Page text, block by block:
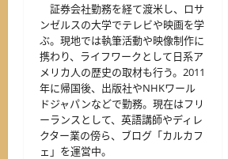
証券会社勤務を経て渡米し、ロサ
ンゼルスの大学でテレビや映画を学
ぶ。現地では執筆活動や映像制作に
携わり、ライフワークとして日系ア
メリカ人の歴史の取材も行う。2011
年に帰国後、出版社やNHKワール
ドジャパンなどで勤務。現在はフリ
ーランスとして、英語講師やディレ
クター業の傍ら、ブログ「カルカフ
ェ」を運営中。